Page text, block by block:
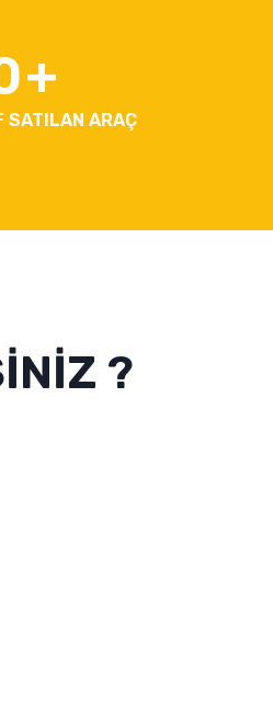
SATILAN ARAÇ
?